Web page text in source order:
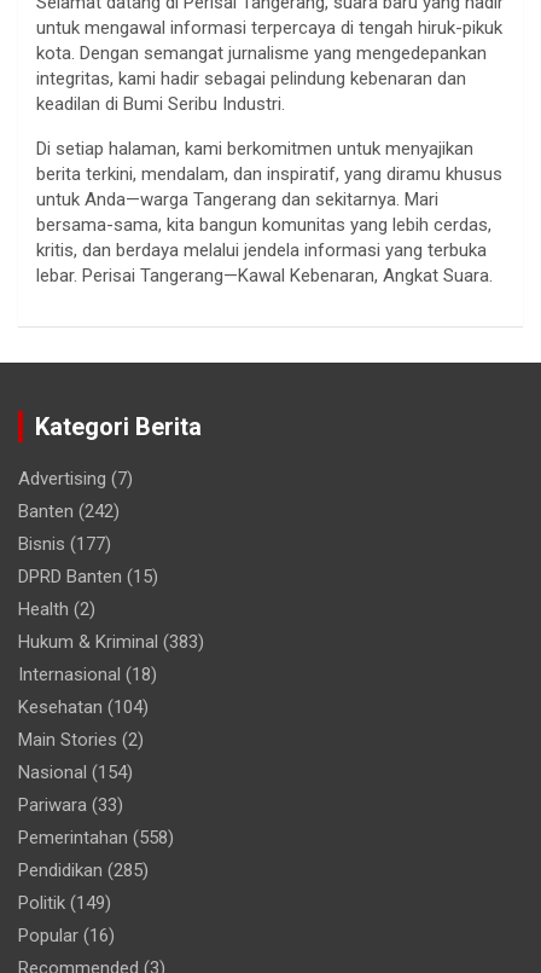
untuk mengawal informasi terpercaya di tengah hiruk-pikuk
kota. Dengan semangat jurnalisme yang mengedepankan
integritas, kami hadir sebagai pelindung kebenaran dan
keadilan di Bumi Seribu Industri.
Di setiap halaman, kami berkomitmen untuk menyajikan
berita terkini, mendalam, dan inspiratif, yang diramu khusus
untuk Anda—warga Tangerang dan sekitarnya. Mari
bersama-sama, kita bangun komunitas yang lebih cerdas,
kritis, dan berdaya melalui jendela informasi yang terbuka
lebar. Perisai Tangerang—Kawal Kebenaran, Angkat Suara.
Kategori Berita
Advertising (7)
Banten (242)
Bisnis (177)
DPRD Banten (15)
Health (2)
Hukum & Kriminal (383)
Internasional (18)
Kesehatan (104)
Main Stories (2)
Nasional (154)
Pariwara (33)
Pemerintahan (558)
Pendidikan (285)
Politik (149)
Popular (16)
Recommended (3)